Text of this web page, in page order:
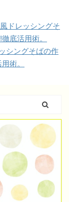
ドレッシングそ
底活用術。
シングそばの作
術。